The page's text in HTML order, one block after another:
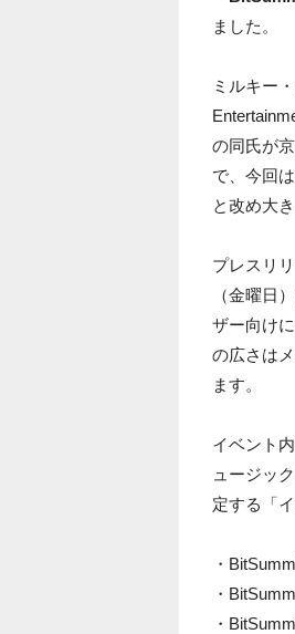
ました。
ミルキー
の同氏が
で、今回
と改め大
プレスリ
（金曜日
ザー向け
の広さは
ます。
イベント
ュージッ
定する「
・
・
・